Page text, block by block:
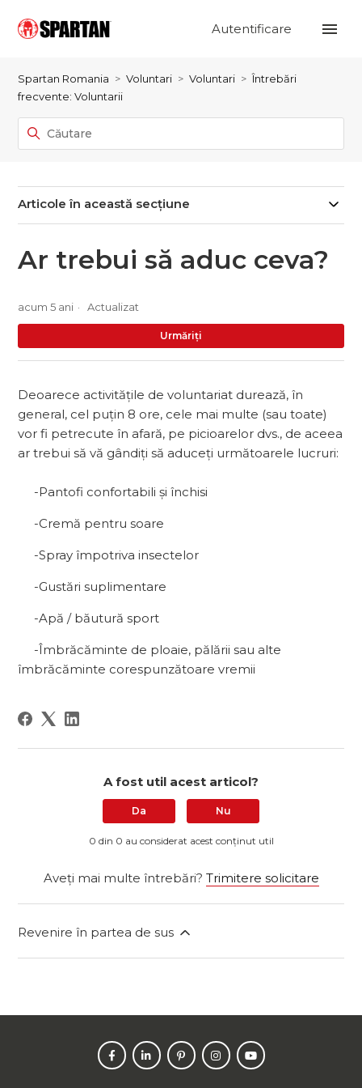
Autentificare
Spartan Romania Voluntari Voluntari
Întrebări
frecvente: Voluntarii
Articole în această secțiune
Ar trebui să aduc ceva?
acum 5 ani Actualizat
Urmăriți
Deoarece activitățile de voluntariat durează, în
general, cel puțin 8 ore, cele mai multe (sau toate)
vor fi petrecute în afară, pe picioarelor dvs., de aceea
ar trebui să vă gândiți să aduceți următoarele lucruri:
-Pantofi confortabili și închisi
-Cremă pentru soare
-Spray împotriva insectelor
-Gustări suplimentare
-Apă / băutură sport
-Îmbrăcăminte de ploaie, pălării sau alte
îmbrăcăminte corespunzătoare vremii
A fost util acest articol?
Da Nu
0 din 0 au considerat acest conținut util
Aveți mai multe întrebări? Trimitere solicitare
Revenire în partea de sus